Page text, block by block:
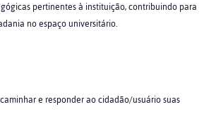
pertinentes à instituição, contribuindo para
no espaço universitário.
e responder ao cidadão/usuário suas